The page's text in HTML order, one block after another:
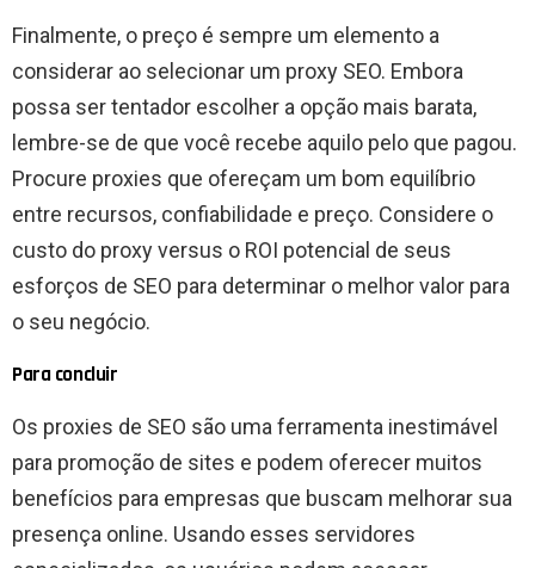
Finalmente, o preço é sempre um elemento a
considerar ao selecionar um proxy SEO. Embora
possa ser tentador escolher a opção mais barata,
lembre-se de que você recebe aquilo pelo que pagou.
Procure proxies que ofereçam um bom equilíbrio
entre recursos, confiabilidade e preço. Considere o
custo do proxy versus o ROI potencial de seus
esforços de SEO para determinar o melhor valor para
o seu negócio.
Para concluir
Os proxies de SEO são uma ferramenta inestimável
para promoção de sites e podem oferecer muitos
benefícios para empresas que buscam melhorar sua
presença online. Usando esses servidores